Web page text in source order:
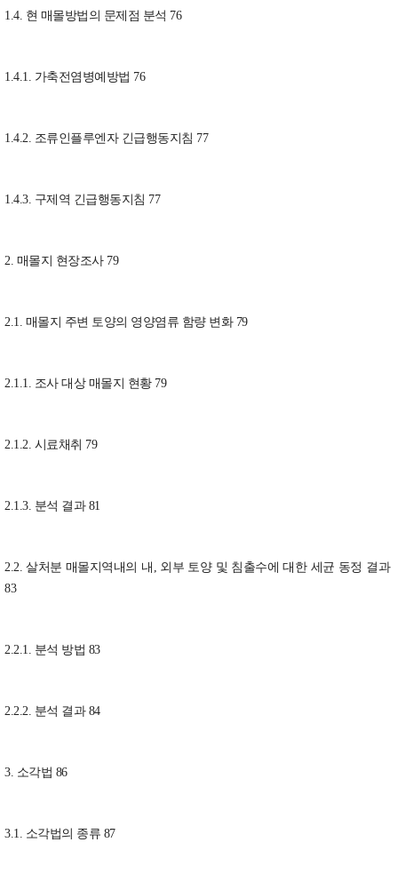
1.4. 현 매몰방법의 문제점 분석 76
1.4.1. 가축전염병예방법 76
1.4.2. 조류인플루엔자 긴급행동지침 77
1.4.3. 구제역 긴급행동지침 77
2. 매몰지 현장조사 79
2.1. 매몰지 주변 토양의 영양염류 함량 변화 79
2.1.1. 조사 대상 매몰지 현황 79
2.1.2. 시료채취 79
2.1.3. 분석 결과 81
2.2. 살처분 매몰지역내의 내, 외부 토양 및 침출수에 대한 세균 동정 결과
83
2.2.1. 분석 방법 83
2.2.2. 분석 결과 84
3. 소각법 86
3.1. 소각법의 종류 87